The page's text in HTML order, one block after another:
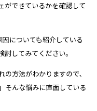
ができているかを確認して
についても紹介している
してみてください。
方法がわかりますので、
そんな悩みに直面している